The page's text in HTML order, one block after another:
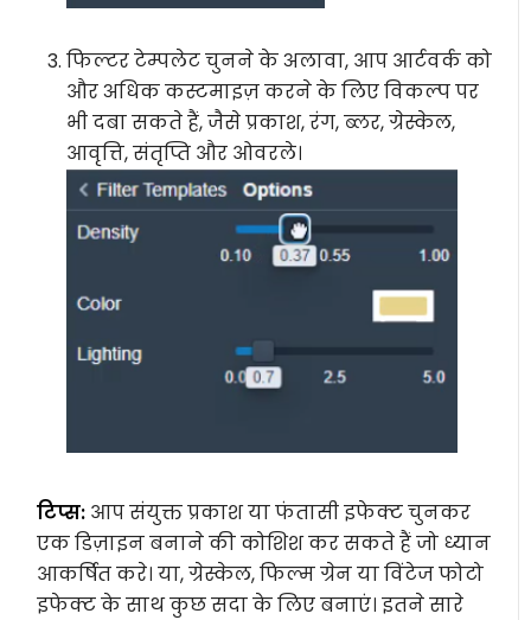
फिल्टर टेम्पलेट चुनने के अलावा, आप आर्टवर्क को
और अधिक कस्टमाइज़ करने के लिए विकल्प पर
भी दबा सकते हैं, जैसे प्रकाश, रंग, ब्लर, ग्रेस्केल,
आवृत्ति, संतृप्ति और ओवरले।
टिप्स: आप संयुक्त प्रकाश या फंतासी इफेक्ट चुनकर
एक डिज़ाइन बनाने की कोशिश कर सकते हैं जो ध्यान
आकर्षित करे। या, ग्रेस्केल, फिल्म ग्रेन या विंटेज फोटो
इफेक्ट के साथ कुछ सदा के लिए बनाएं। इतने सारे